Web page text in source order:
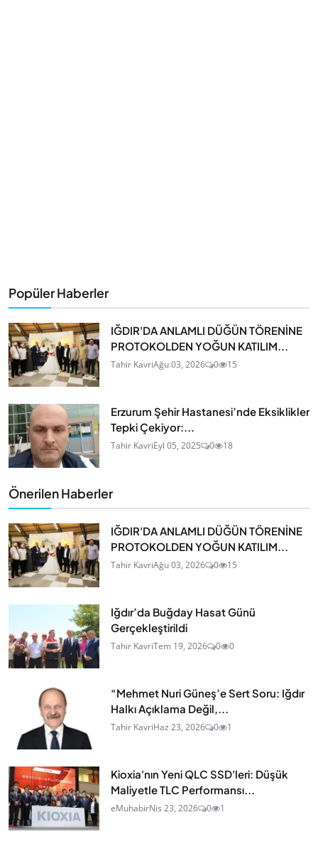
Popüler Haberler
IĞDIR'DA ANLAMLI DÜĞÜN TÖRENİNE
PROTOKOLDEN YOĞUN KATILIM...
Tahir KavriAğu 03, 2026 0 15
Erzurum Şehir Hastanesi’nde Eksiklikler
Tepki Çekiyor:...
Tahir KavriEyl 05, 2025 0 18
Önerilen Haberler
IĞDIR'DA ANLAMLI DÜĞÜN TÖRENİNE
PROTOKOLDEN YOĞUN KATILIM...
Tahir KavriAğu 03, 2026 0 15
Iğdır’da Buğday Hasat Günü
Gerçekleştirildi
Tahir KavriTem 19, 2026 0 0
“Mehmet Nuri Güneş’e Sert Soru: Iğdır
Halkı Açıklama Değil,...
Tahir KavriHaz 23, 2026 0 1
Kioxia'nın Yeni QLC SSD'leri: Düşük
Maliyetle TLC Performansı...
eMuhabirNis 23, 2026 0 1